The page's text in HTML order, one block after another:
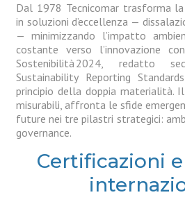
Dal 1978 Tecnicomar trasforma la
in soluzioni d’eccellenza —
— minimizzando l’impatto
costante verso l’innovazione
Sostenibilità 2024, redatto
Sustainability Reporting
principio della doppia materialità.
misurabili, affronta le sfide
future nei tre pilastri strategici:
governance.
Certificazioni